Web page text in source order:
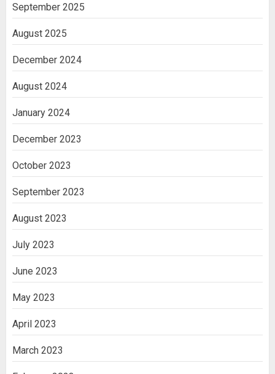
September 2025
August 2025
December 2024
August 2024
January 2024
December 2023
October 2023
September 2023
August 2023
July 2023
June 2023
May 2023
April 2023
March 2023